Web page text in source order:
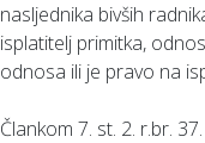
nasljednika bivših
isplatitelj primitka,
odnosa ili je pravo na
Člankom 7. st. 2. r.br.